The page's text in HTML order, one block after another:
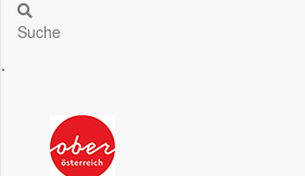
Suche
.